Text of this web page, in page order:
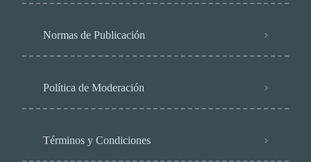
Normas de Publicación
Política de Moderación
Términos y Condiciones